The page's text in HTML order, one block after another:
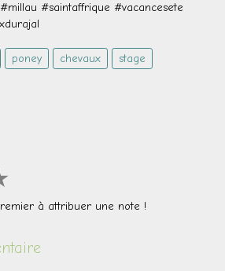
#saintaffrique #vacancesete
poney chevaux stage
à attribuer une note !